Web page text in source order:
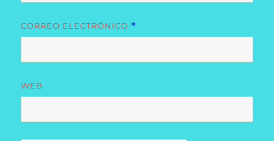
CORREO ELECTRÓNICO *
WEB